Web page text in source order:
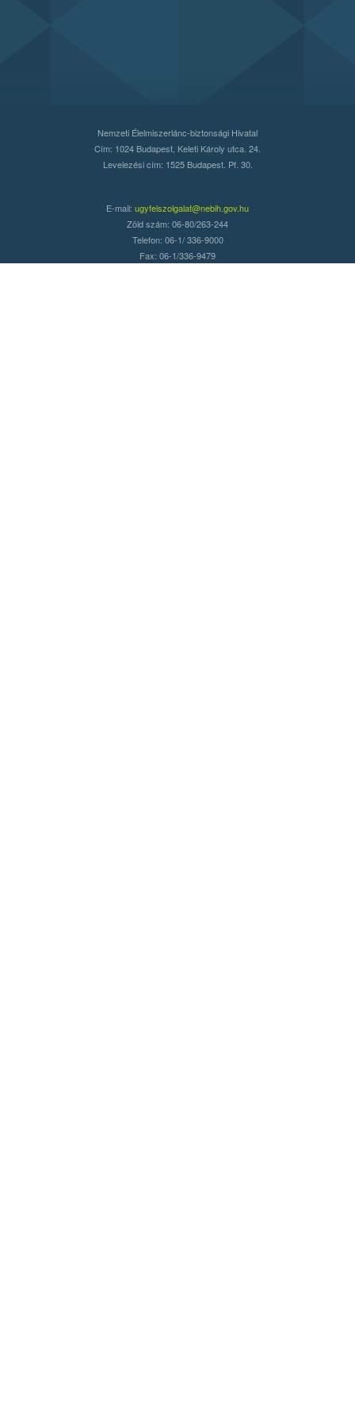
Nemzeti Élelmiszerlánc-biztonsági Hivatal
Cím: 1024 Budapest, Keleti Károly utca. 24.
Levelezési cím: 1525 Budapest. Pf. 30.
E-mail: ugyfelszolgalat@nebih.gov.hu
Zöld szám: 06-80/263-244
Telefon: 06-1/ 336-9000
Fax: 06-1/336-9479